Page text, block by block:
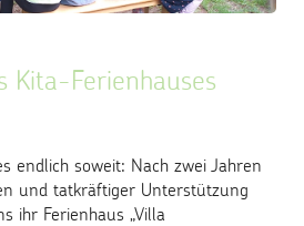
Kita-Ferienhauses
endlich soweit: Nach zwei Jahren
und tatkräftiger Unterstützung
ihr Ferienhaus „Villa